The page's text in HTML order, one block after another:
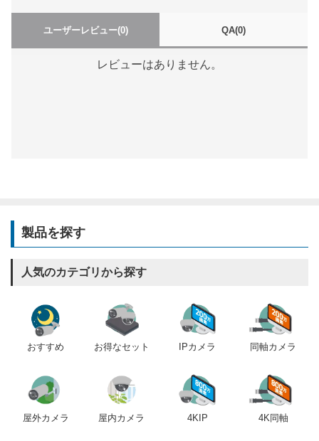
ユーザーレビュー(0) QA(0)
レビューはありません。
製品を探す
人気のカテゴリから探す
おすすめ お得なセット IPカメラ 同軸カメラ
屋外カメラ 屋内カメラ 4KIP 4K同軸